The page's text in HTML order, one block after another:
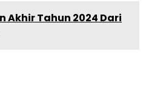
Akhir Tahun 2024 Dari